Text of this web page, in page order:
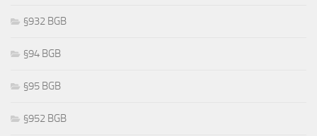
§932 BGB
§94 BGB
§95 BGB
§952 BGB